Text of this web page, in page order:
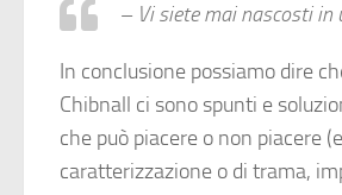
– Vi siete mai nascosti in
In conclusione possiamo dire
Chibnall ci sono spunti e
che può piacere o non piacere
caratterizzazione o di trama,